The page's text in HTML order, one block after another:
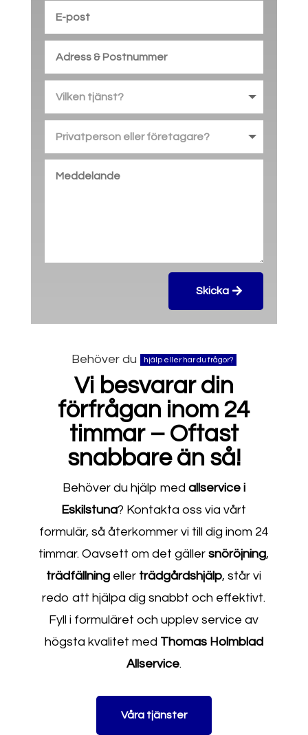
Skicka
Behöver du hjälp eller har du frågor?
Vi besvarar din
förfrågan inom 24
timmar – Oftast
snabbare än så!
Behöver du hjälp med allservice i
Eskilstuna? Kontakta oss via vårt
formulär, så återkommer vi till dig inom 24
timmar. Oavsett om det gällersnöröjning,
trädfällning eller trädgårdshjälp, står vi
redo att hjälpa dig snabbt och effektivt.
Fyll i formuläret och upplev service av
högsta kvalitet med Thomas Holmblad
Allservice.
Våra tjänster